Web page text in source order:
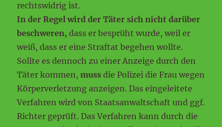
rechtswidrig ist.
In der Regel wird der Täter sich nicht darüber
beschweren, dass er besprüht wurde, weil er
weiß, dass er eine Straftat begehen wollte.
Sollte es dennoch zu einer Anzeige durch den
Täter kommen,muss die Polizei die Frau wegen
Körperverletzung anzeigen. Das eingeleitete
Verfahren wird von Staatsanwaltschaft und ggf.
Richter geprüft. Das Verfahren kann durch die